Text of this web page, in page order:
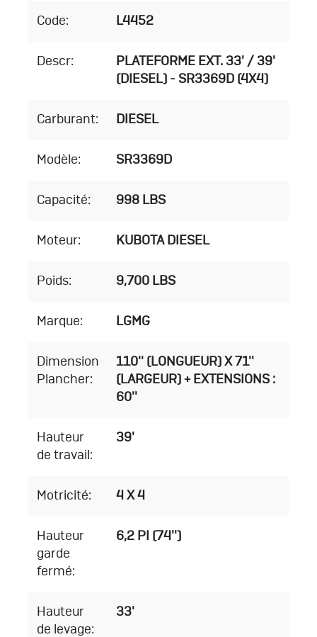
Code: L4452
Descr:
PLATEFORME EXT. 33' / 39'
(DIESEL) - SR3369D (4X4)
Carburant: DIESEL
Modèle: SR3369D
Capacité: 998 LBS
Moteur: KUBOTA DIESEL
Poids: 9,700 LBS
Marque: LGMG
Dimension
Plancher:
110'' (LONGUEUR) X 71''
(LARGEUR) + EXTENSIONS :
60''
Hauteur
de travail:
39'
Motricité: 4 X 4
Hauteur
garde
fermé:
6,2 PI (74'')
Hauteur
de levage:
33'